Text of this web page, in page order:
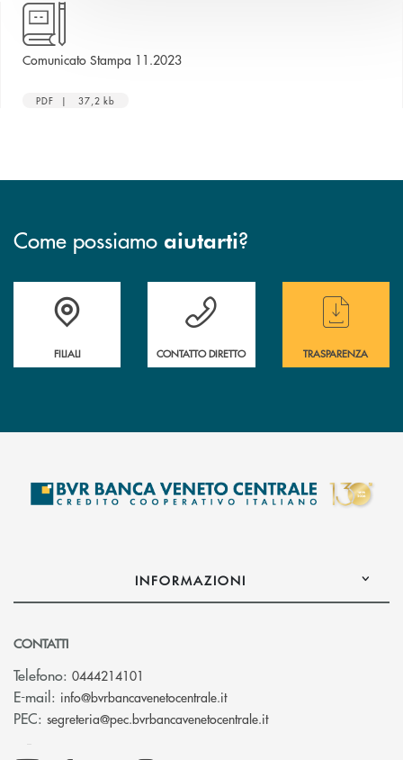
Comunicato Stampa 11.2023apre una nuova finestra
PDF | 37,2 kb
Come possiamo aiutarti?
Trova la filiale più vicina a te
FILIALI
Hai bisogno di assistenza immediata ?
CONTATTO DIRETTO
Hai bisogno di
TRASPARENZA
INFORMAZIONI
CONTATTI
Telefono: 0444214101
E-mail: info@bvrbancavenetocentrale.it(si apre l’app di posta
PEC: segreteria@pec.bvrbancavenetocentrale.it(si apre l’app di